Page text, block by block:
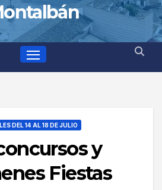
DEL 14 AL 18 DE JULIO
y
Fiestas